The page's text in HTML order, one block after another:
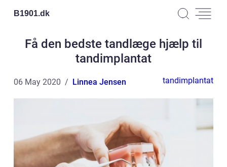
B1901.dk
Få den bedste tandlæge hjælp til
tandimplantat
06 May 2020 Linnea Jensen tandimplantat